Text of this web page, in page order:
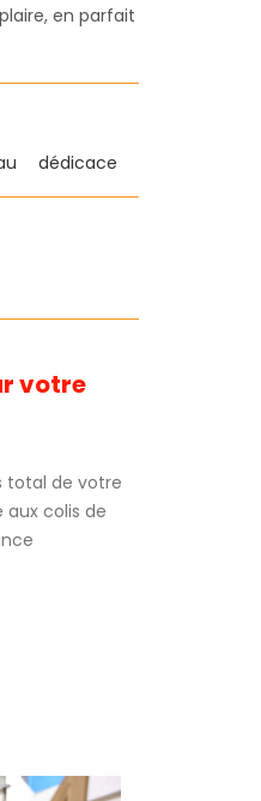
en parfait
dédicace
votre
total de votre
colis de